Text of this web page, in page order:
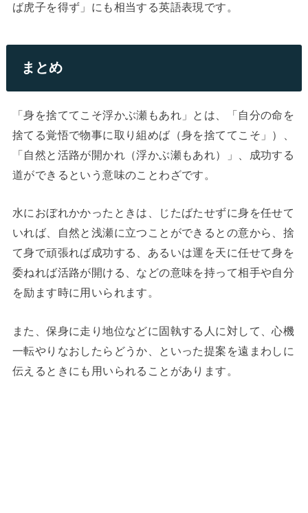
ば虎子を得ず」にも相当する英語表現です。
まとめ
「身を捨ててこそ浮かぶ瀬もあれ」とは、「自分の命を
捨てる覚悟で物事に取り組めば（身を捨ててこそ」）、
「自然と活路が開かれ（浮かぶ瀬もあれ）」、成功する
道ができるという意味のことわざです。
水におぼれかかったときは、じたばたせずに身を任せて
いれば、自然と浅瀬に立つことができるとの意から、捨
て身で頑張れば成功する、あるいは運を天に任せて身を
委ねれば活路が開ける、などの意味を持って相手や自分
を励ます時に用いられます。
また、保身に走り地位などに固執する人に対して、心機
一転やりなおしたらどうか、といった提案を遠まわしに
伝えるときにも用いられることがあります。